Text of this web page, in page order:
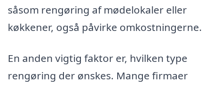
såsom rengøring af mødelokaler eller
køkkener, også påvirke omkostningerne.
En anden vigtig faktor er, hvilken type
rengøring der ønskes. Mange firmaer